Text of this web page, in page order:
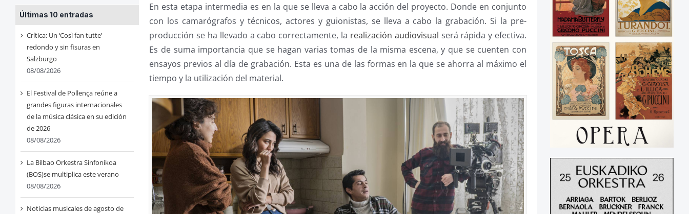
Últimas 10 entradas
Crítica: Un ‘Così fan tutte’
redondo y sin fisuras en
Salzburgo
08/08/2026
El Festival de Pollença reúne a
grandes figuras internacionales
de la música clásica en su edición
de 2026
08/08/2026
La Bilbao Orkestra Sinfonikoa
(BOS)se multiplica este verano
08/08/2026
Noticias musicales de agosto de
En esta etapa intermedia es en la que se lleva a cabo la acción del proyecto. Donde en conjunto
con los camarógrafos y técnicos, actores y guionistas, se lleva a cabo la grabación. Si la pre-
producción se ha llevado a cabo correctamente, la realización audiovisual será rápida y efectiva.
Es de suma importancia que se hagan varias tomas de la misma escena, y que se cuenten con
ensayos previos al día de grabación. Esta es una de las formas en la que se ahorra al máximo el
tiempo y la utilización del material.